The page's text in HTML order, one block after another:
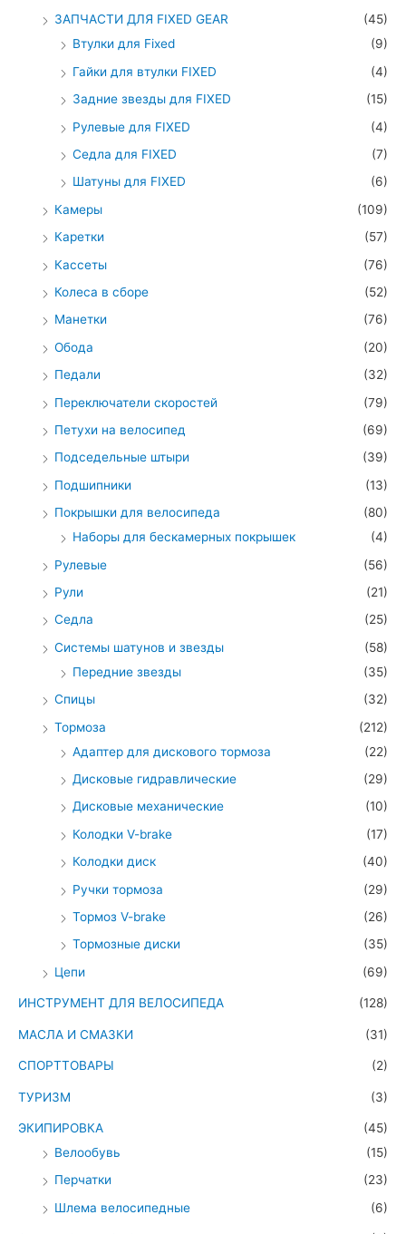
ЗАПЧАСТИ ДЛЯ FIXED GEAR
(45)
Втулки для Fixed
(9)
Гайки для втулки FIXED
(4)
Задние звезды для FIXED
(15)
Рулевые для FIXED
(4)
Седла для FIXED
(7)
Шатуны для FIXED
(6)
Камеры
(109)
Каретки
(57)
Кассеты
(76)
Колеса в сборе
(52)
Манетки
(76)
Обода
(20)
Педали
(32)
Переключатели скоростей
(79)
Петухи на велосипед
(69)
Подседельные штыри
(39)
Подшипники
(13)
Покрышки для велосипеда
(80)
Наборы для бескамерных покрышек
(4)
Рулевые
(56)
Рули
(21)
Седла
(25)
Системы шатунов и звезды
(58)
Передние звезды
(35)
Спицы
(32)
Тормоза
(212)
Адаптер для дискового тормоза
(22)
Дисковые гидравлические
(29)
Дисковые механические
(10)
Колодки V-brake
(17)
Колодки диск
(40)
Ручки тормоза
(29)
Тормоз V-brake
(26)
Тормозные диски
(35)
Цепи
(69)
ИНСТРУМЕНТ ДЛЯ ВЕЛОСИПЕДА (128)
МАСЛА И СМАЗКИ (31)
СПОРТТОВАРЫ (2)
ТУРИЗМ (3)
ЭКИПИРОВКА
(45)
Велообувь
(15)
Перчатки
(23)
Шлема велосипедные
(6)